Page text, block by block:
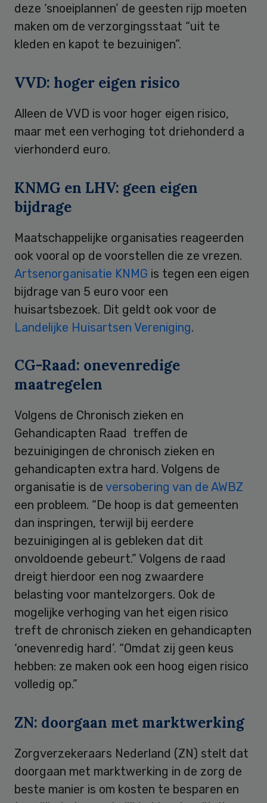
deze ‘snoeiplannen’ de geesten rijp moeten
maken om de verzorgingsstaat “uit te
kleden en kapot te bezuinigen”.
VVD: hoger eigen risico
Alleen de VVD is voor hoger eigen risico,
maar met een verhoging tot driehonderd a
vierhonderd euro.
KNMG en LHV: geen eigen
bijdrage
Maatschappelijke organisaties reageerden
ook vooral op de voorstellen die ze vrezen.
Artsenorganisatie KNMG is tegen een eigen
bijdrage van 5 euro voor een
huisartsbezoek. Dit geldt ook voor de
Landelijke Huisartsen Vereniging.
CG-Raad: onevenredige
maatregelen
Volgens de Chronisch zieken en
Gehandicapten Raad treffen de
bezuinigingen de chronisch zieken en
gehandicapten extra hard. Volgens de
organisatie is de versobering van de AWBZ
een probleem. “De hoop is dat gemeenten
dan inspringen, terwijl bij eerdere
bezuinigingen al is gebleken dat dit
onvoldoende gebeurt.” Volgens de raad
dreigt hierdoor een nog zwaardere
belasting voor mantelzorgers. Ook de
mogelijke verhoging van het eigen risico
treft de chronisch zieken en gehandicapten
‘onevenredig hard’. “Omdat zij geen keus
hebben: ze maken ook een hoog eigen risico
volledig op.”
ZN: doorgaan met marktwerking
Zorgverzekeraars Nederland (ZN) stelt dat
doorgaan met marktwerking in de zorg de
beste manier is om kosten te besparen en